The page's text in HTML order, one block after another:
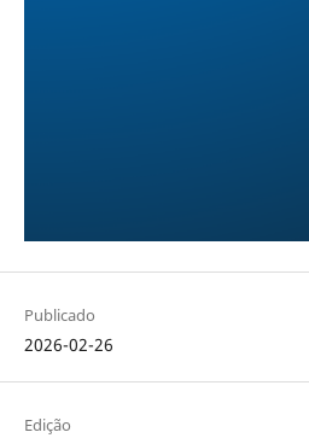
Publicado
2026-02-26
Edição